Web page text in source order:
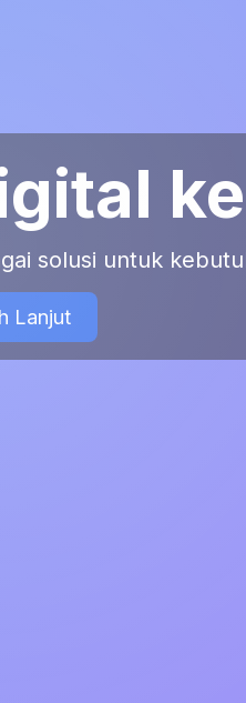
solusi untuk
Lanjut